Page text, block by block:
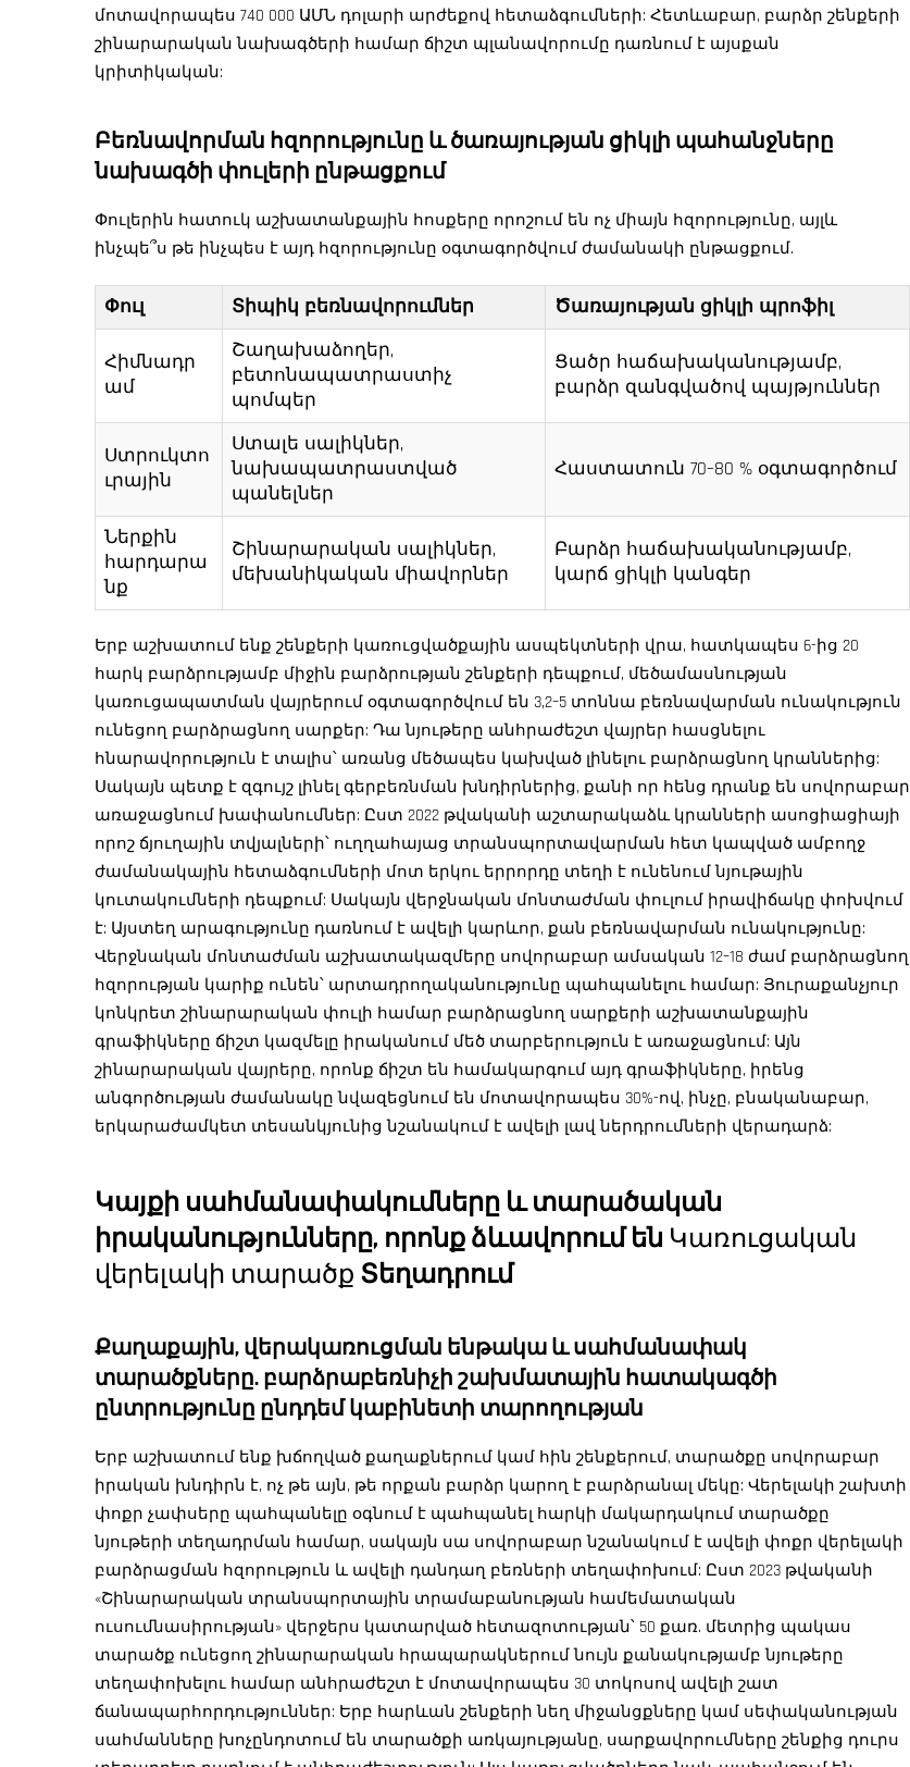
մոտավորապես 740 000 ԱՄՆ դոլարի արժեքով հետաձգումների: Հետևաբար, բարձր շենքերի
շինարարական նախագծերի համար ճիշտ պլանավորումը դառնում է այսքան
կրիտիկական:
Բեռնավորման հզորությունը և ծառայության ցիկլի պահանջները
նախագծի փուլերի ընթացքում
Փուլերին հատուկ աշխատանքային հոսքերը որոշում են ոչ միայն հզորությունը, այլև
ինչպե՞ս թե ինչպես է այդ հզորությունը օգտագործվում ժամանակի ընթացքում.
Փուլ Տիպիկ բեռնավորումներ Ծառայության ցիկլի պրոֆիլ
Հիմնադր
ամ
Շաղախաձողեր,
բետոնապատրաստիչ
պոմպեր
Ցածր հաճախականությամբ,
բարձր զանգվածով պայթյուններ
Ստրուկտո
ւրային
Ստալե սալիկներ,
նախապատրաստված
պանելներ
Հաստատուն 70–80 % օգտագործում
Ներքին
հարդարա
նք
Շինարարական սալիկներ,
մեխանիկական միավորներ
Բարձր հաճախականությամբ,
կարճ ցիկլի կանգեր
Երբ աշխատում ենք շենքերի կառուցվածքային ասպեկտների վրա, հատկապես 6-ից 20
հարկ բարձրությամբ միջին բարձրության շենքերի դեպքում, մեծամասնության
կառուցապատման վայրերում օգտագործվում են 3,2–5 տոննա բեռնավարման ունակություն
ունեցող բարձրացնող սարքեր: Դա նյութերը անհրաժեշտ վայրեր հասցնելու
հնարավորություն է տալիս՝ առանց մեծապես կախված լինելու բարձրացնող կրաններից:
Սակայն պետք է զգույշ լինել գերբեռնման խնդիրներից, քանի որ հենց դրանք են սովորաբար
առաջացնում խափանումներ: Ըստ 2022 թվականի աշտարակաձև կրանների ասոցիացիայի
որոշ ճյուղային տվյալների՝ ուղղահայաց տրանսպորտավարման հետ կապված ամբողջ
ժամանակային հետաձգումների մոտ երկու երրորդը տեղի է ունենում նյութային
կուտակումների դեպքում: Սակայն վերջնական մոնտաժման փուլում իրավիճակը փոխվում
է: Այստեղ արագությունը դառնում է ավելի կարևոր, քան բեռնավարման ունակությունը:
Վերջնական մոնտաժման աշխատակազմերը սովորաբար ամսական 12–18 ժամ բարձրացնող
հզորության կարիք ունեն՝ արտադրողականությունը պահպանելու համար: Յուրաքանչյուր
կոնկրետ շինարարական փուլի համար բարձրացնող սարքերի աշխատանքային
գրաֆիկները ճիշտ կազմելը իրականում մեծ տարբերություն է առաջացնում: Այն
շինարարական վայրերը, որոնք ճիշտ են համակարգում այդ գրաֆիկները, իրենց
անգործության ժամանակը նվազեցնում են մոտավորապես 30%-ով, ինչը, բնականաբար,
երկարաժամկետ տեսանկյունից նշանակում է ավելի լավ ներդրումների վերադարձ:
Կայքի սահմանափակումները և տարածական
իրականությունները, որոնք ձևավորում են Կառուցական
վերելակի տարածք Տեղադրում
Քաղաքային, վերակառուցման ենթակա և սահմանափակ
տարածքները. բարձրաբեռնիչի շախմատային հատակագծի
ընտրությունը ընդդեմ կաբինետի տարողության
Երբ աշխատում ենք խճողված քաղաքներում կամ հին շենքերում, տարածքը սովորաբար
իրական խնդիրն է, ոչ թե այն, թե որքան բարձր կարող է բարձրանալ մեկը: Վերելակի շախտի
փոքր չափսերը պահպանելը օգնում է պահպանել հարկի մակարդակում տարածքը
նյութերի տեղադրման համար, սակայն սա սովորաբար նշանակում է ավելի փոքր վերելակի
բարձրացման հզորություն և ավելի դանդաղ բեռների տեղափոխում: Ըստ 2023 թվականի
«Շինարարական տրանսպորտային տրամաբանության համեմատական
ուսումնասիրության» վերջերս կատարված հետազոտության՝ 50 քառ. մետրից պակաս
տարածք ունեցող շինարարական հրապարակներում նույն քանակությամբ նյութերը
տեղափոխելու համար անհրաժեշտ է մոտավորապես 30 տոկոսով ավելի շատ
ճանապարհորդություններ: Երբ հարևան շենքերի նեղ միջանցքները կամ սեփականության
սահմանները խոչընդոտում են տարածքի առկայությանը, սարքավորումները շենքից դուրս